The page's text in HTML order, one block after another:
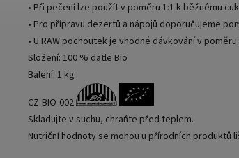
• Při pečení lze použít v poměru 1:1 k běžnému
• Pro přípravu dezertů a nápojů doporučujeme
• U RAW pochoutek je vhodné dávkování v
Složení: 100 % datle Bio
Balení: 1 kg
CZ-BIO-002
Skladujte v suchu, chraňte před teplem.
Nutriční hodnoty se mohou u přírodních produktů